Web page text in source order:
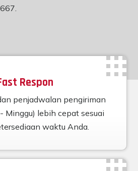
.
Respon
penjadwalan pengiriman
Minggu) lebih cepat sesuai
waktu Anda.